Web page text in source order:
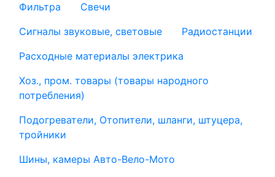
Фильтра
Свечи
Сигналы звуковые, световые
Радиостанции
Расходные материалы электрика
Хоз., пром. товары (товары народного
потребления)
Подогреватели, Отопители, шланги, штуцера,
тройники
Шины, камеры Авто-Вело-Мото